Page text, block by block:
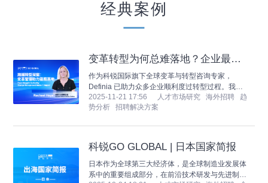
经典案例
变革转型为何总难落地？企业最容
易忽视的三大管理盲区
作为科锐国际旗下全球变革与转型咨询专家，
Definia 已助力众多企业顺利度过转型过程。我们
与 Definia 变革总监 Rachael Hays 进行了一次深
入交流。她结合多年从业经验，做出如下分享，希
2025-11-21 17:56
人才市场研究 海外招聘 趋
势分析 招聘解决方案
科锐GO GLOBAL | 日本国家简报
日本作为全球第三大经济体，是全球制造业发展体
系中的重要组成部分，在前沿技术研发与先进制造